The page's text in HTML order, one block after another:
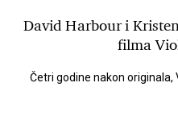
David Harbour i
filma
Četri godine nakon originala,